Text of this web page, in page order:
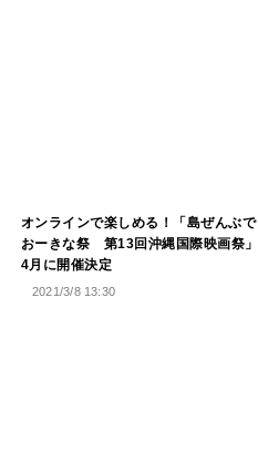
オンラインで楽しめる！「島ぜんぶで
おーきな祭 第13回沖縄国際映画祭」
4月に開催決定
2021/3/8 13:30